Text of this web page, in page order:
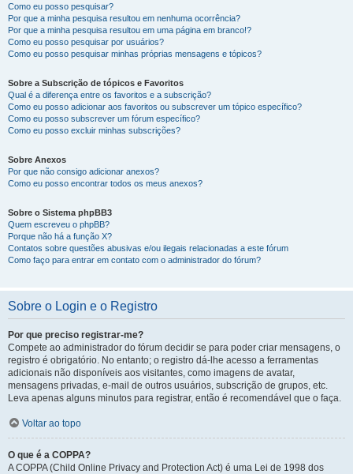
Como eu posso pesquisar?
Por que a minha pesquisa resultou em nenhuma ocorrência?
Por que a minha pesquisa resultou em uma página em branco!?
Como eu posso pesquisar por usuários?
Como eu posso pesquisar minhas próprias mensagens e tópicos?
Sobre a Subscrição de tópicos e Favoritos
Qual é a diferença entre os favoritos e a subscrição?
Como eu posso adicionar aos favoritos ou subscrever um tópico específico?
Como eu posso subscrever um fórum específico?
Como eu posso excluir minhas subscrições?
Sobre Anexos
Por que não consigo adicionar anexos?
Como eu posso encontrar todos os meus anexos?
Sobre o Sistema phpBB3
Quem escreveu o phpBB?
Porque não há a função X?
Contatos sobre questões abusivas e/ou ilegais relacionadas a este fórum
Como faço para entrar em contato com o administrador do fórum?
Sobre o Login e o Registro
Por que preciso registrar-me?
Compete ao administrador do fórum decidir se para poder criar mensagens, o
registro é obrigatório. No entanto; o registro dá-lhe acesso a ferramentas
adicionais não disponíveis aos visitantes, como imagens de avatar,
mensagens privadas, e-mail de outros usuários, subscrição de grupos, etc.
Leva apenas alguns minutos para registrar, então é recomendável que o faça.
Voltar ao topo
O que é a COPPA?
A COPPA (Child Online Privacy and Protection Act) é uma Lei de 1998 dos